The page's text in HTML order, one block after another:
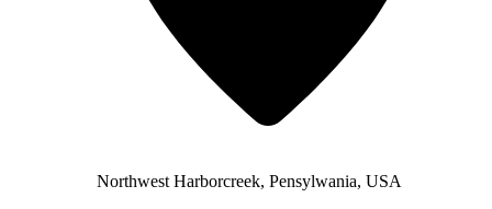
Northwest Harborcreek, Pensylwania, USA